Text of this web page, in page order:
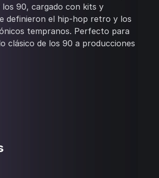
los 90, cargado con kits y
definieron el hip-hop retro y los
tempranos. Perfecto para
clásico de los 90 a producciones